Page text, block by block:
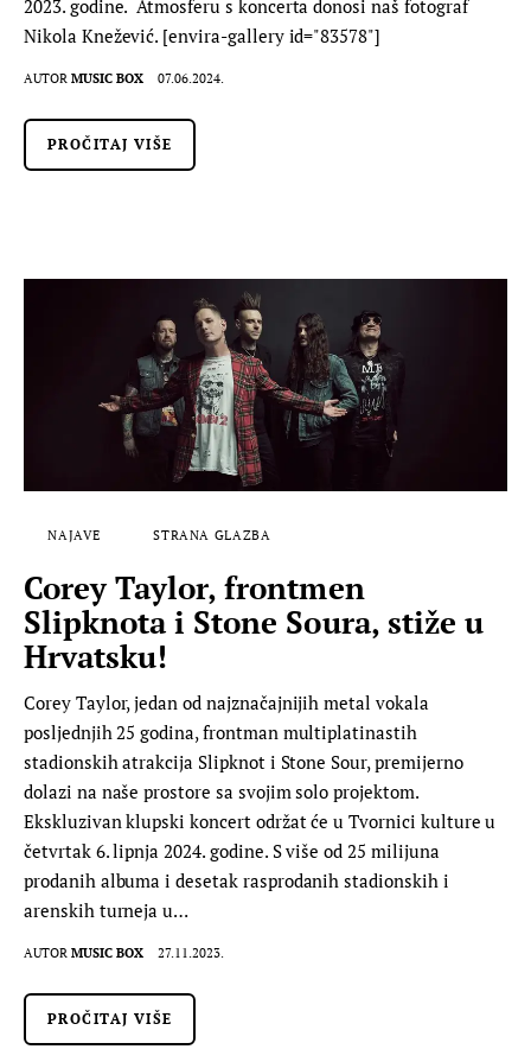
2023. godine. Atmosferu s koncerta donosi naš fotograf
Nikola Knežević. [envira-gallery id="83578"]
AUTOR MUSIC BOX 07.06.2024.
PROČITAJ VIŠE
NAJAVE STRANA GLAZBA
Corey Taylor, frontmen
Slipknota i Stone Soura, stiže u
Hrvatsku!
Corey Taylor, jedan od najznačajnijih metal vokala
posljednjih 25 godina, frontman multiplatinastih
stadionskih atrakcija Slipknot i Stone Sour, premijerno
dolazi na naše prostore sa svojim solo projektom.
Ekskluzivan klupski koncert održat će u Tvornici kulture u
četvrtak 6. lipnja 2024. godine. S više od 25 milijuna
prodanih albuma i desetak rasprodanih stadionskih i
arenskih turneja u…
AUTOR MUSIC BOX 27.11.2023.
PROČITAJ VIŠE